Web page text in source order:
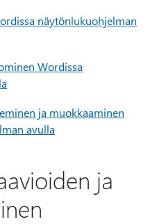
näytönlukuohjelman
Wordissa
ja muokkaaminen
avulla
ja